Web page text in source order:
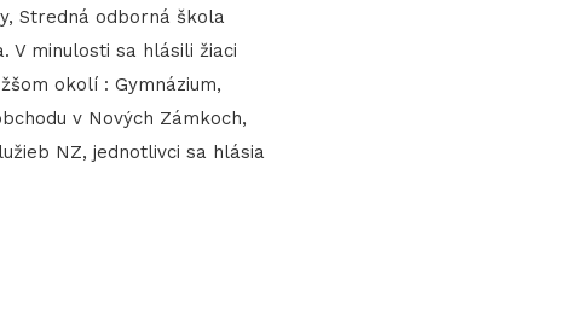
Stredná odborná škola
V minulosti sa hlásili žiaci
okolí : Gymnázium,
v Nových Zámkoch,
NZ, jednotlivci sa hlásia